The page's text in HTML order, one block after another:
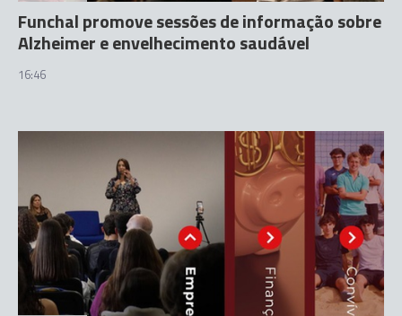
Funchal promove sessões de informação sobre
Alzheimer e envelhecimento saudável
16:46